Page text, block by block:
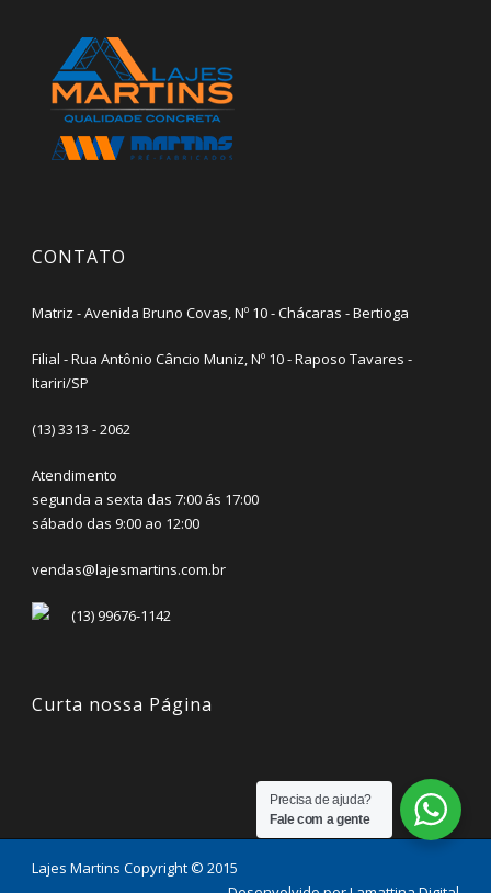
CONTATO
Matriz - Avenida Bruno Covas, Nº 10 - Chácaras - Bertioga
Filial - Rua Antônio Câncio Muniz, Nº 10 - Raposo Tavares -
Itariri/SP
(13) 3313 - 2062
Atendimento
segunda a sexta das 7:00 ás 17:00
sábado das 9:00 ao 12:00
vendas@lajesmartins.com.br
(13) 99676-1142
Curta nossa Página
Lajes Martins Copyright © 2015
Precisa de ajuda?
Fale com a gente